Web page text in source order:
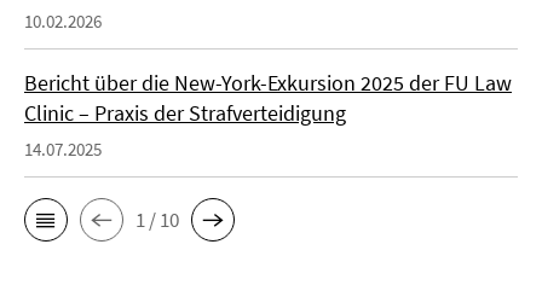
10.02.2026
Bericht über die New-York-Exkursion 2025 der FU Law
Clinic – Praxis der Strafverteidigung
14.07.2025
1 / 10